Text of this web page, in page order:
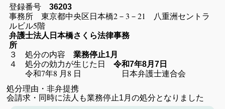
登録番号 36203
事務所 東京都中央区日本橋2－3－21 八重洲セントラ
ルビル5階
弁護士法人日本橋さくら法律事務
所
３ 処分の内容業務停止1月
４ 処分の効力が生じた日令和7年8月7日
令和7年8 月8 日 日本弁護士連合会
処分理由・非弁提携
会請求・同時に法人も業務停止1月の処分となりました